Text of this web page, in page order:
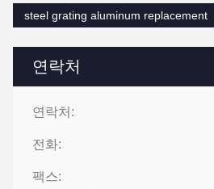
연락처
연락처:
전화:
팩스:
steel grating aluminum replacement